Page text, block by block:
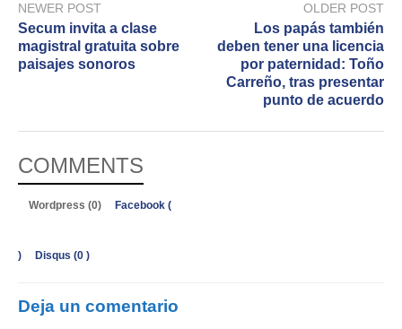
NEWER POST
Secum invita a clase
magistral gratuita sobre
paisajes sonoros
OLDER POST
Los papás también
deben tener una licencia
por paternidad: Toño
Carreño, tras presentar
punto de acuerdo
COMMENTS
Wordpress (0) Facebook (
) Disqus (0 )
Deja un comentario